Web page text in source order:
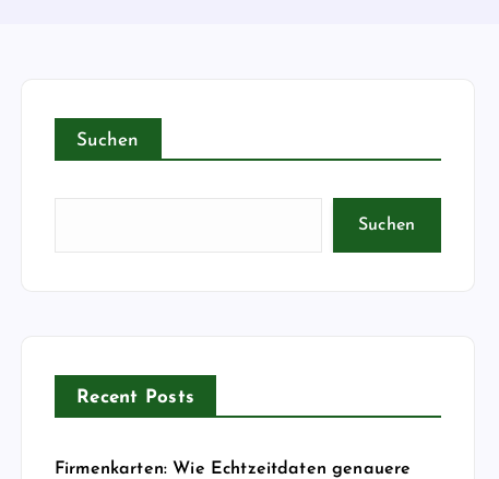
Suchen
Suchen
Recent Posts
Firmenkarten: Wie Echtzeitdaten genauere